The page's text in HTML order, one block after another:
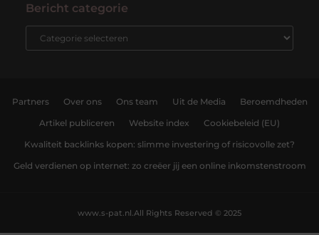
Bericht categorie
Partners Over ons Ons team Uit de Media Beroemdheden
Artikel publiceren Website index Cookiebeleid (EU)
Kwaliteit backlinks kopen: slimme investering of risicovolle zet?
Geld verdienen op internet: zo creëer jij een online inkomstenstroom
All Rights Reserved © 2025
www.s-pat.nl.